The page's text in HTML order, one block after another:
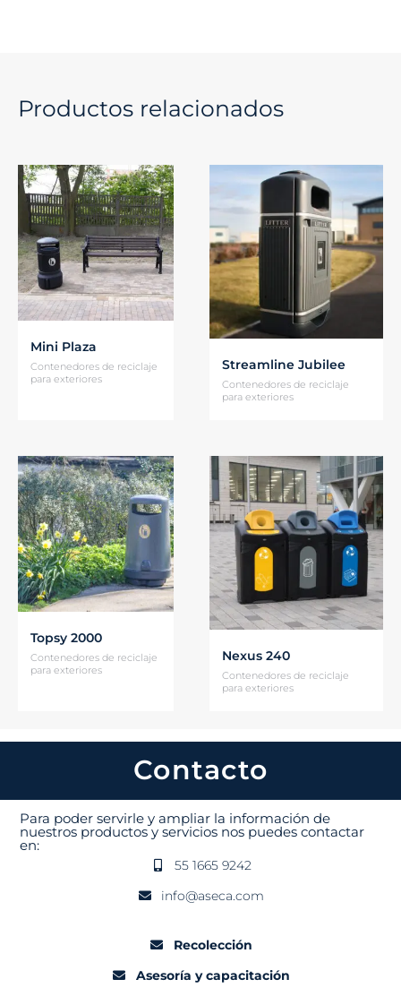
Productos relacionados
Mini Plaza
Contenedores de reciclaje
para exteriores
Streamline Jubilee
Contenedores de reciclaje
para exteriores
Topsy 2000
Contenedores de reciclaje
para exteriores
Nexus 240
Contenedores de reciclaje
para exteriores
Contacto
Para poder servirle y ampliar la información de
nuestros productos y servicios nos puedes contactar
en:
55 1665 9242
info@aseca.com
Recolección
Asesoría y capacitación